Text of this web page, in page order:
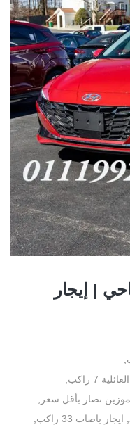
| إيجار
,
7 راكب
,
نصار بأقل سعر ,
, ايجار باصات 33 راكب
,